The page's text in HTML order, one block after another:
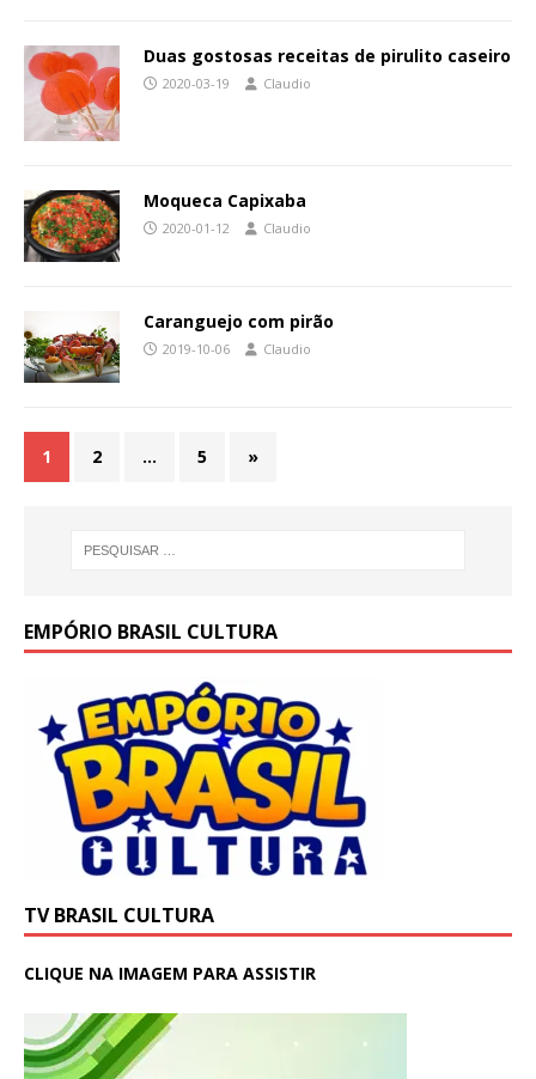
Duas gostosas receitas de pirulito caseiro
2020-03-19 Claudio
Moqueca Capixaba
2020-01-12 Claudio
Caranguejo com pirão
2019-10-06 Claudio
1 2 … 5 »
EMPÓRIO BRASIL CULTURA
TV BRASIL CULTURA
CLIQUE NA IMAGEM PARA ASSISTIR